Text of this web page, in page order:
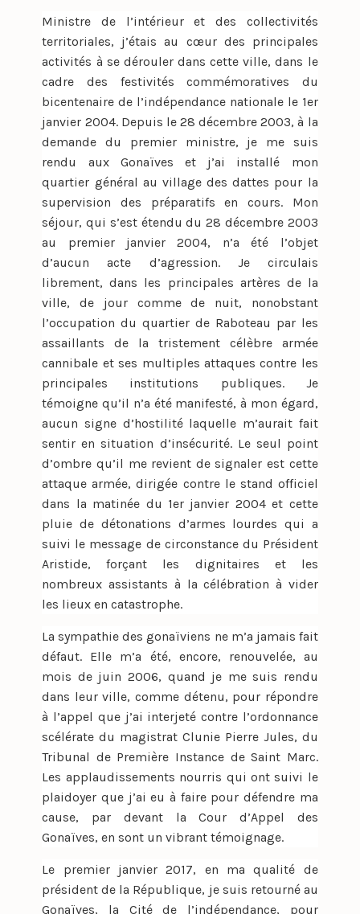
Ministre de l’intérieur et des collectivités
territoriales, j’étais au cœur des principales
activités à se dérouler dans cette ville, dans le
cadre des festivités commémoratives du
bicentenaire de l’indépendance nationale le 1er
janvier 2004. Depuis le 28 décembre 2003, à la
demande du premier ministre, je me suis
rendu aux Gonaïves et j’ai installé mon
quartier général au village des dattes pour la
supervision des préparatifs en cours. Mon
séjour, qui s’est étendu du 28 décembre 2003
au premier janvier 2004, n’a été l’objet
d’aucun acte d’agression. Je circulais
librement, dans les principales artères de la
ville, de jour comme de nuit, nonobstant
l’occupation du quartier de Raboteau par les
assaillants de la tristement célèbre armée
cannibale et ses multiples attaques contre les
principales institutions publiques. Je
témoigne qu’il n’a été manifesté, à mon égard,
aucun signe d’hostilité laquelle m’aurait fait
sentir en situation d’insécurité. Le seul point
d’ombre qu’il me revient de signaler est cette
attaque armée, dirigée contre le stand officiel
dans la matinée du 1er janvier 2004 et cette
pluie de détonations d’armes lourdes qui a
suivi le message de circonstance du Président
Aristide, forçant les dignitaires et les
nombreux assistants à la célébration à vider
les lieux en catastrophe.
La sympathie des gonaïviens ne m’a jamais fait
défaut. Elle m’a été, encore, renouvelée, au
mois de juin 2006, quand je me suis rendu
dans leur ville, comme détenu, pour répondre
à l’appel que j’ai interjeté contre l’ordonnance
scélérate du magistrat Clunie Pierre Jules, du
Tribunal de Première Instance de Saint Marc.
Les applaudissements nourris qui ont suivi le
plaidoyer que j’ai eu à faire pour défendre ma
cause, par devant la Cour d’Appel des
Gonaïves, en sont un vibrant témoignage.
Le premier janvier 2017, en ma qualité de
président de la République, je suis retourné au
Gonaïves, la Cité de l’indépendance, pour